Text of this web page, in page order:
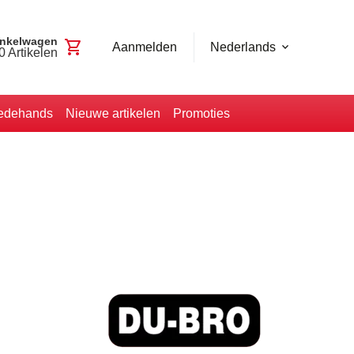
Artikelen shopping_cart Aanmelden Nederlands
Nieuwe artikelen Promoties